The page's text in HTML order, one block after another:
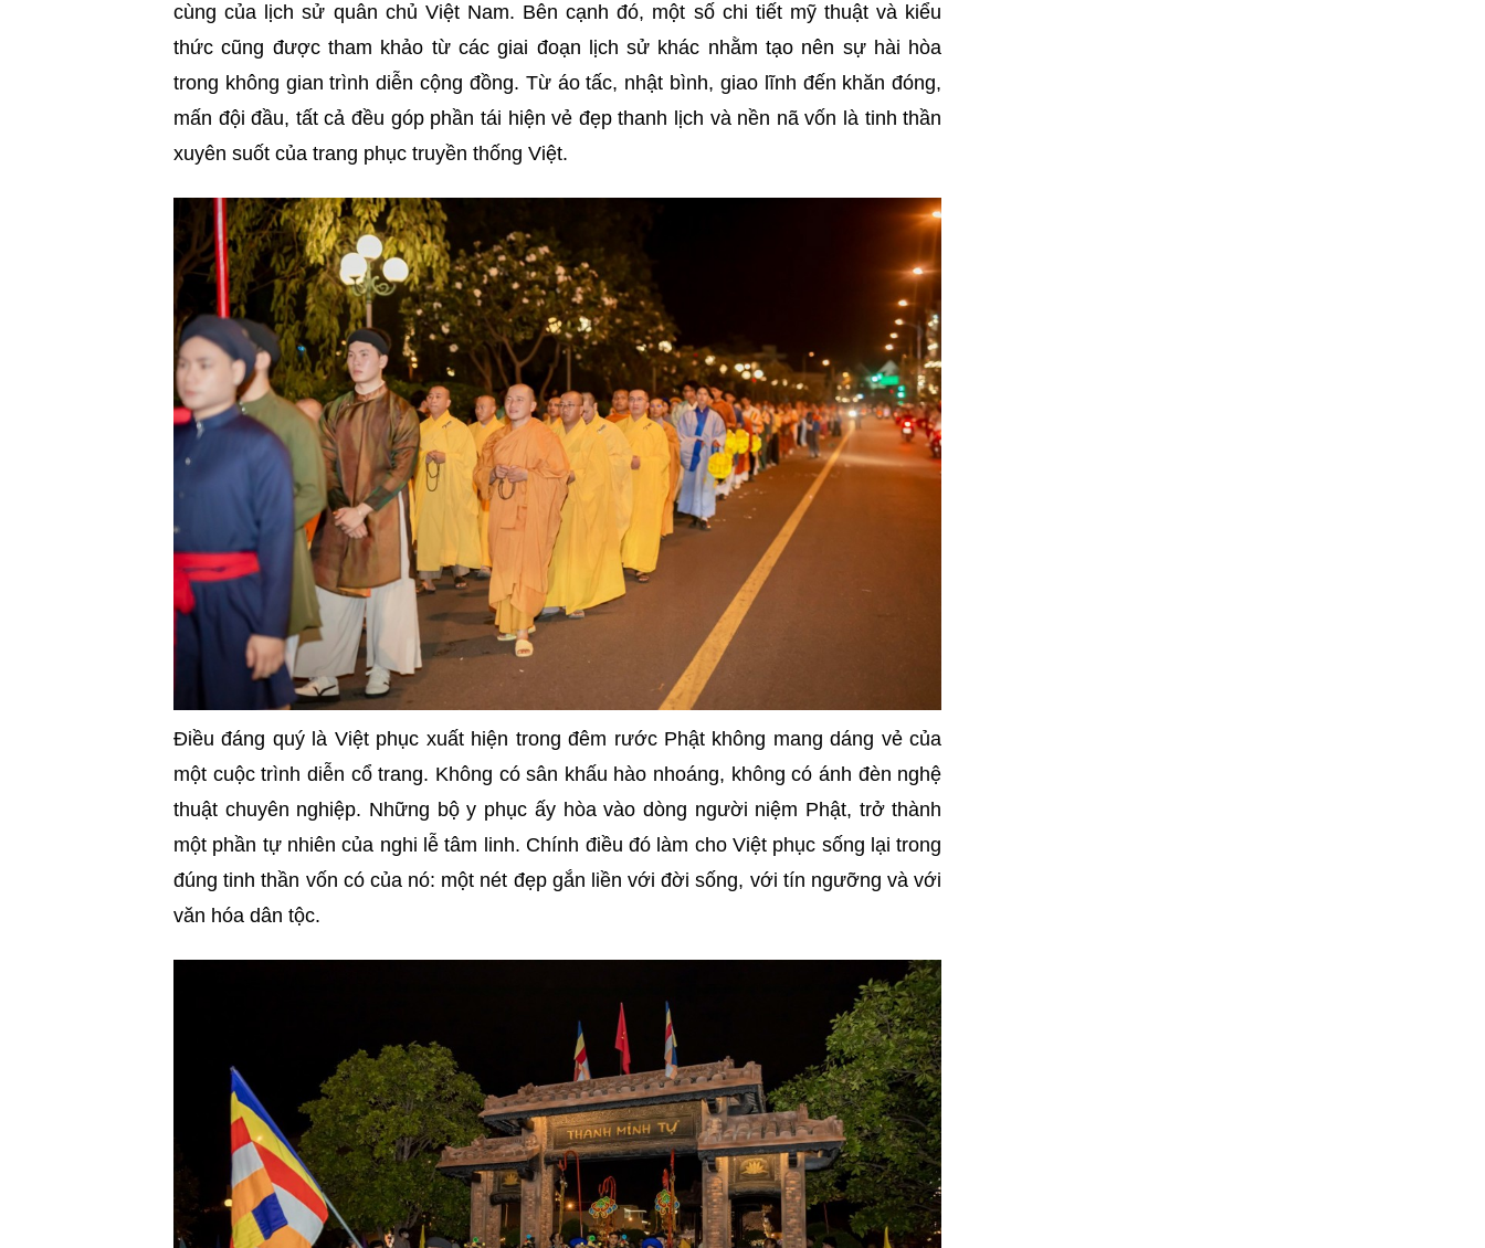
cùng của lịch sử quân chủ Việt Nam. Bên cạnh đó, một số chi tiết mỹ thuật và kiểu
thức cũng được tham khảo từ các giai đoạn lịch sử khác nhằm tạo nên sự hài hòa
trong không gian trình diễn cộng đồng. Từ áo tấc, nhật bình, giao lĩnh đến khăn đóng,
mấn đội đầu, tất cả đều góp phần tái hiện vẻ đẹp thanh lịch và nền nã vốn là tinh thần
xuyên suốt của trang phục truyền thống Việt.
Điều đáng quý là Việt phục xuất hiện trong đêm rước Phật không mang dáng vẻ của
một cuộc trình diễn cổ trang. Không có sân khấu hào nhoáng, không có ánh đèn nghệ
thuật chuyên nghiệp. Những bộ y phục ấy hòa vào dòng người niệm Phật, trở thành
một phần tự nhiên của nghi lễ tâm linh. Chính điều đó làm cho Việt phục sống lại trong
đúng tinh thần vốn có của nó: một nét đẹp gắn liền với đời sống, với tín ngưỡng và với
văn hóa dân tộc.